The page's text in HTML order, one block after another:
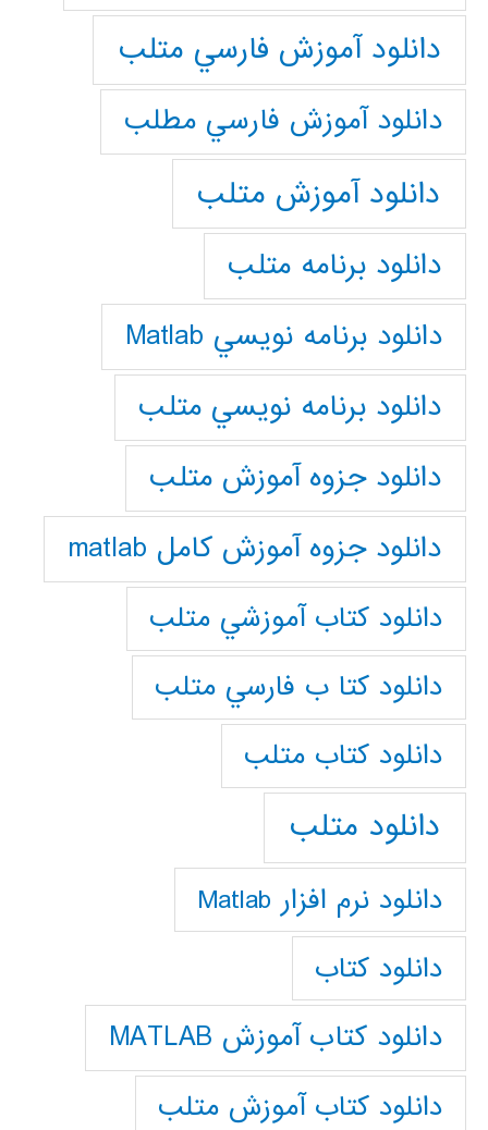
دانلود آموزش فارسي متلب
دانلود آموزش فارسي مطلب
دانلود آموزش متلب
دانلود برنامه متلب
دانلود برنامه نويسي Matlab
دانلود برنامه نويسي متلب
دانلود جزوه آموزش متلب
دانلود جزوه آموزش کامل matlab
دانلود كتاب آموزشي متلب
دانلود كتا ب فارسي متلب
دانلود كتاب متلب
دانلود متلب
دانلود نرم افزار Matlab
دانلود کتاب
دانلود کتاب آموزش MATLAB
دانلود کتاب آموزش متلب